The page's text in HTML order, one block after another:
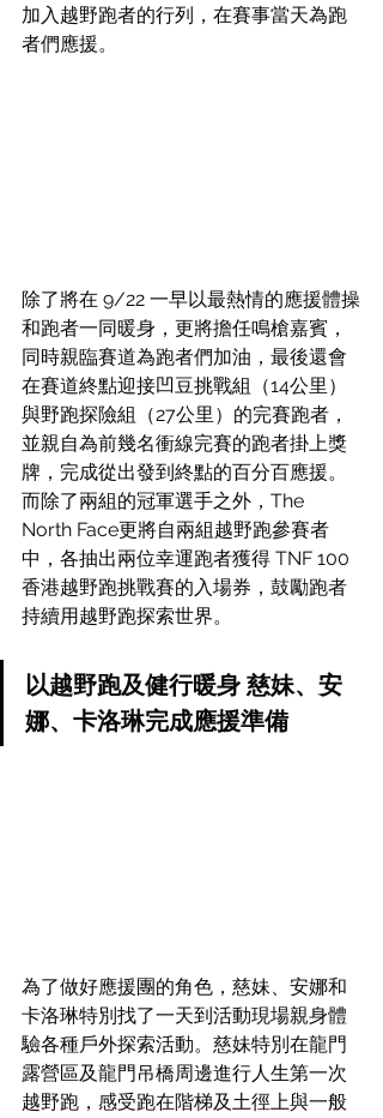
加入越野跑者的行列，在賽事當天為跑
者們應援。
除了將在 9/22 一早以最熱情的應援體操
和跑者一同暖身，更將擔任鳴槍嘉賓，
同時親臨賽道為跑者們加油，最後還會
在賽道終點迎接凹豆挑戰組（14公里）
與野跑探險組（27公里）的完賽跑者，
並親自為前幾名衝線完賽的跑者掛上獎
牌，完成從出發到終點的百分百應援。
而除了兩組的冠軍選手之外，The
North Face更將自兩組越野跑參賽者
中，各抽出兩位幸運跑者獲得 TNF 100
香港越野跑挑戰賽的入場券，鼓勵跑者
持續用越野跑探索世界。
以越野跑及健行暖身 慈妹、安
娜、卡洛琳完成應援準備
為了做好應援團的角色，慈妹、安娜和
卡洛琳特別找了一天到活動現場親身體
驗各種戶外探索活動。慈妹特別在龍門
露營區及龍門吊橋周邊進行人生第一次
越野跑，感受跑在階梯及土徑上與一般